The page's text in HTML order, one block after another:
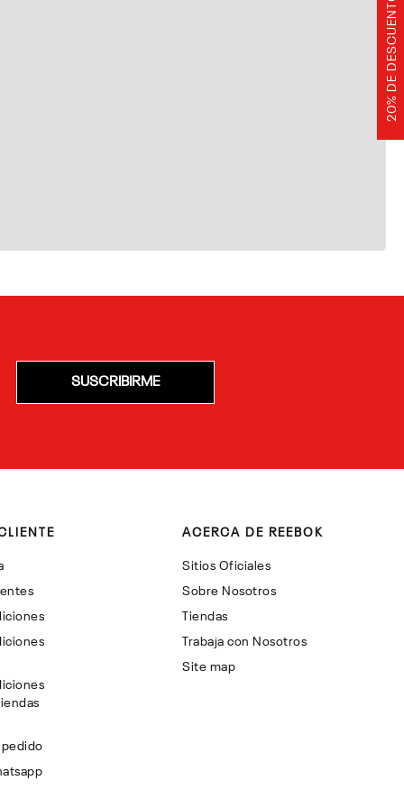
20% DE DESCUENTO
SUSCRIBIRME
ACERCA DE REEBOK
Sitios Oficiales
Sobre Nosotros
Tiendas
Trabaja con Nosotros
Site map